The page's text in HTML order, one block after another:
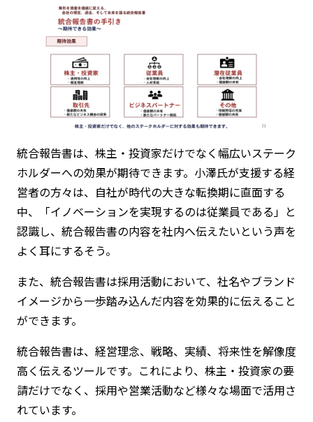
統合報告書は、株主・投資家だけでなく幅広いステーク
ホルダーへの効果が期待できます。小澤氏が支援する経
営者の方々は、自社が時代の大きな転換期に直面する
中、「イノベーションを実現するのは従業員である」と
認識し、統合報告書の内容を社内へ伝えたいという声を
よく耳にするそう。
また、統合報告書は採用活動において、社名やブランド
イメージから一歩踏み込んだ内容を効果的に伝えること
ができます。
統合報告書は、経営理念、戦略、実績、将来性を解像度
高く伝えるツールです。これにより、株主・投資家の要
請だけでなく、採用や営業活動など様々な場面で活用さ
れています。